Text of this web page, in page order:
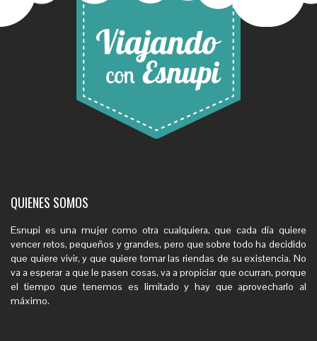
QUIENES SOMOS
Esnupi es una mujer como otra cualquiera, que cada día quiere
vencer retos, pequeños y grandes, pero que sobre todo ha decidido
que quiere vivir, y que quiere tomar las riendas de su existencia. No
va a esperar a que le pasen cosas, va a propiciar que ocurran, porque
el tiempo que tenemos es limitado y hay que aprovecharlo al
máximo.